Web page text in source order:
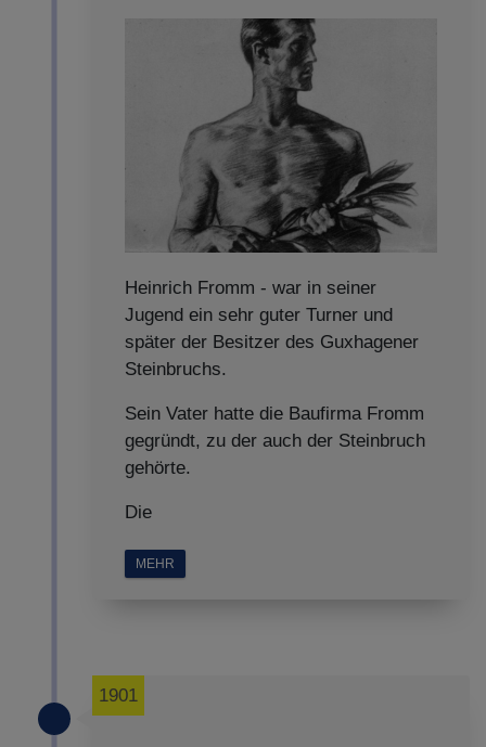
Heinrich Fromm - war in seiner
Jugend ein sehr guter Turner und
später der Besitzer des Guxhagener
Steinbruchs.
Sein Vater hatte die Baufirma Fromm
gegründt, zu der auch der Steinbruch
gehörte.
Die
MEHR
1901